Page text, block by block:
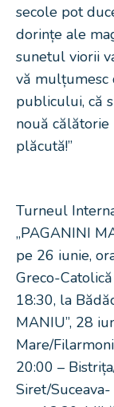
secole pot
dorințe ale
sunetul viorii
vă mulțumesc
publicului, că
nouă călătorie
plăcută!”
Turneul
„PAGANINI
pe 26 iunie,
Greco-
18:30, la
MANIU”, 28
Mare/
20:00 –
Siret/